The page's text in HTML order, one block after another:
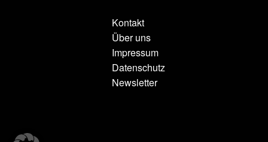
Kontakt
Über uns
Impressum
Datenschutz
Newsletter